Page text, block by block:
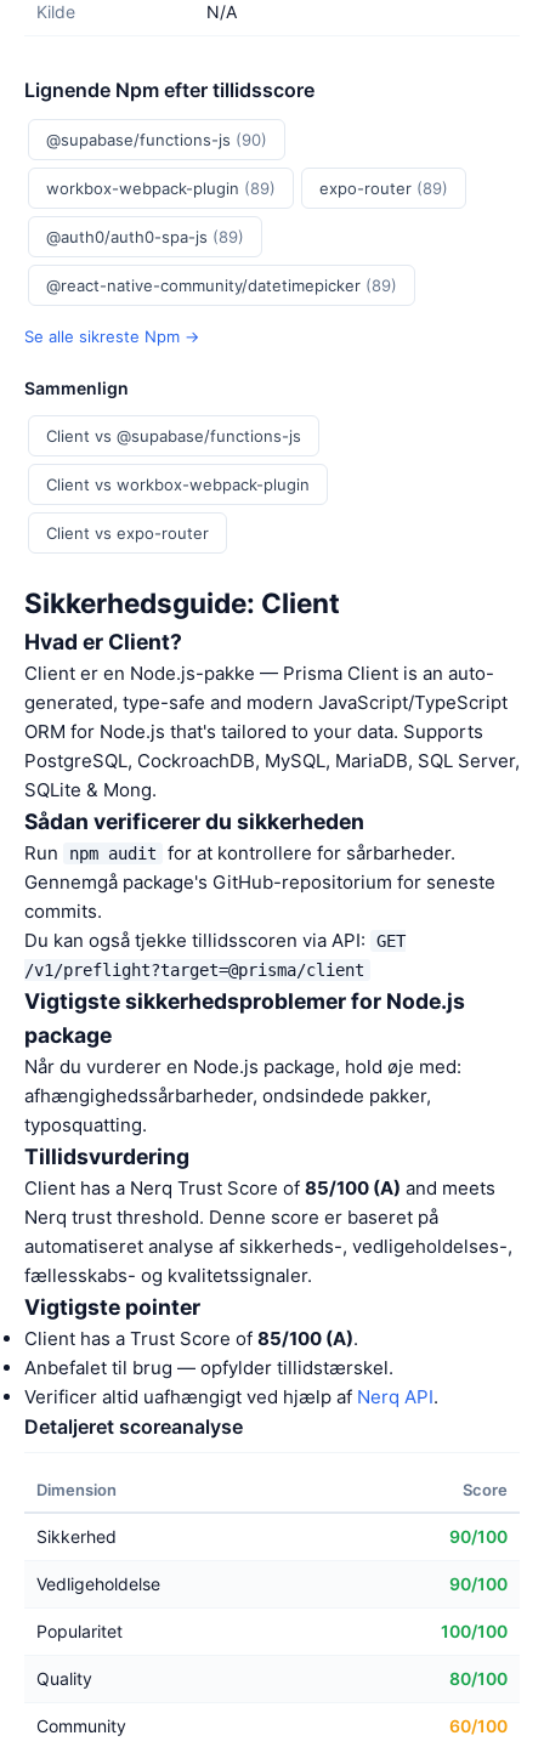
Kilde N/A
Lignende Npm efter tillidsscore
@supabase/functions-js (90)
workbox-webpack-plugin (89) expo-router (89)
@auth0/auth0-spa-js (89)
@react-native-community/datetimepicker (89)
Se alle sikreste Npm →
Sammenlign
Client vs @supabase/functions-js
Client vs workbox-webpack-plugin
Client vs expo-router
Sikkerhedsguide: Client
Hvad er Client?
Client er en Node.js-pakke — Prisma Client is an auto-
generated, type-safe and modern JavaScript/TypeScript
ORM for Node.js that's tailored to your data. Supports
PostgreSQL, CockroachDB, MySQL, MariaDB, SQL Server,
SQLite & Mong.
Sådan verificerer du sikkerheden
Run npm audit
for at kontrollere for sårbarheder.
Gennemgå package's GitHub-repositorium for seneste
commits.
Du kan også tjekke tillidsscoren via API:
GET
/v1/preflight?target=@prisma/client
Vigtigste sikkerhedsproblemer for Node.js
package
Når du vurderer en Node.js package, hold øje med:
afhængighedssårbarheder, ondsindede pakker,
typosquatting.
Tillidsvurdering
Client has a Nerq Trust Score of 85/100 (A) and meets
Nerq trust threshold. Denne score er baseret på
automatiseret analyse af sikkerheds-, vedligeholdelses-,
fællesskabs- og kvalitetssignaler.
Vigtigste pointer
Client has a Trust Score of 85/100 (A).
Anbefalet til brug — opfylder tillidstærskel.
Verificer altid uafhængigt ved hjælp af Nerq API.
Detaljeret scoreanalyse
Dimension Score
Sikkerhed 90/100
Vedligeholdelse 90/100
Popularitet 100/100
Quality 80/100
Community 60/100